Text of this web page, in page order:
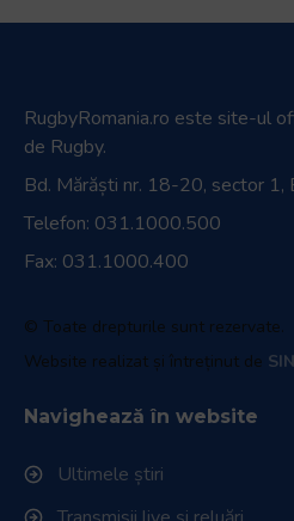
RugbyRomania.ro este site-ul
de Rugby.
Bd. Mărăști nr. 18-20, sector 1,
Telefon: 031.1000.500
Fax: 031.1000.400
© Toate drepturile sunt rezervate.
Website realizat și întreținut de
Navighează în website
Ultimele știri